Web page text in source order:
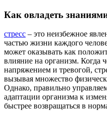
Как овладеть
стресс – это неизбежное
частью жизни каждого
может оказывать как
влияние на организм. Когда
напряжением и тревогой,
вызывая множество
Однако, правильно
адаптации организма к
быстрее возвращаться в